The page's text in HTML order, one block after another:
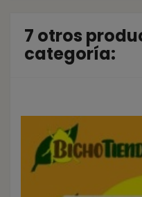
7 otros
categoría: